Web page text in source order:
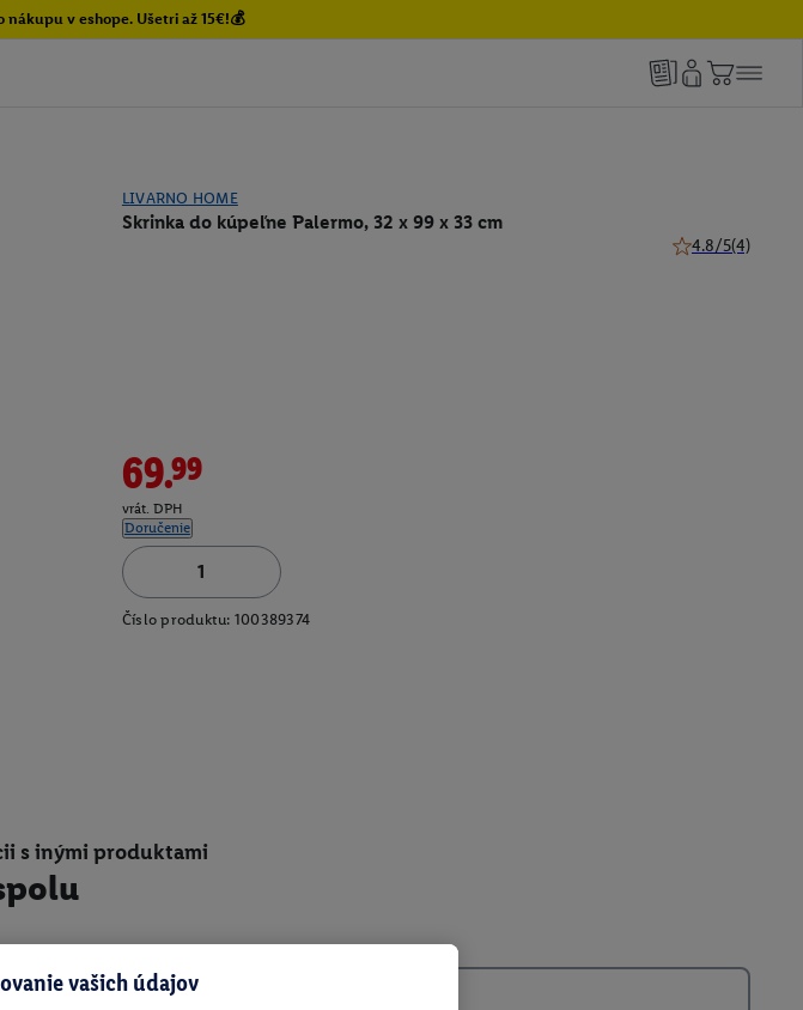
v eshope. Ušetri až 15€!💰
LIVARNO HOME
Skrinka do kúpeľne Palermo, 32 x 99 x 33 cm
4.8/5(4)
69.99
vrát. DPH
Doručenie
Číslo produktu: 100389374
s inými produktami
vašich údajov